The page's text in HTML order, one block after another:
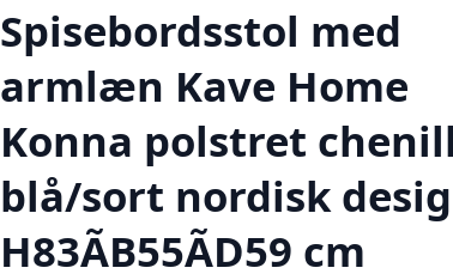
Spisebordsstol med
armlæn Kave Home
Konna polstret
blå/sort nordisk
H83ÃB55ÃD59 cm